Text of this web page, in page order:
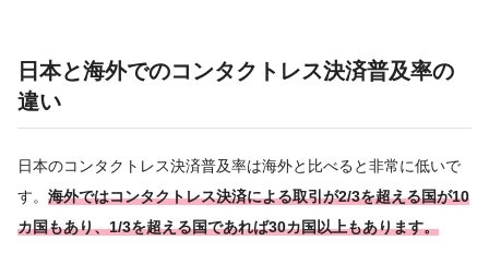
日本と海外でのコンタクトレス決済普及率の
違い
日本のコンタクトレス決済普及率は海外と比べると非常に低いで
す。 海外ではコンタクトレス決済による取引が2/3を超える国が10
カ国もあり、1/3を超える国であれば30カ国以上もあります。